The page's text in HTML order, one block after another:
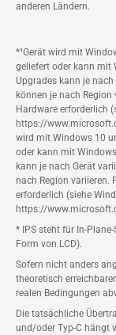
anderen Ländern.
*¹Gerät wird mit
geliefert oder kann mit
Upgrades kann je
können je nach
Hardware erforderlich
https://
wird mit Windows 10
oder kann mit
kann je nach Gerät
nach Region variieren.
erforderlich (siehe
https://
* IPS steht für In-
Form von LCD).
Sofern nicht anders
theoretisch
realen Bedingungen
Die tatsächliche
und/oder Typ-C hängt